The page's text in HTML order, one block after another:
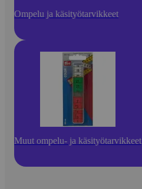
Ompelu ja käsityötarvikkeet
Muut ompelu- ja käsityötarvikkeet